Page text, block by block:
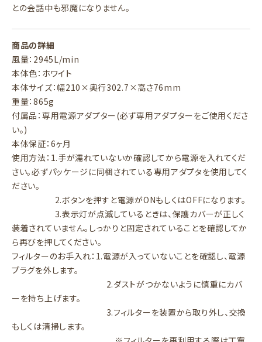
との会話中も邪魔になりません。
商品の詳細
風量：2945L/min
本体色：ホワイト
本体サイズ：幅210×奥行302.7×高さ76mm
重量：865g
付属品：専用電源アダプター(必ず専用アダプターをご使用くださ
い。)
本体保証：6ヶ月
使用方法：1.手が濡れていないか確認してから電源を入れてくだ
さい。必ずパッケージに同梱されている専用アダプタを使用してく
ださい。
2.ボタンを押すと電源がONもしくはOFFになります。
3.表示灯が点滅しているときは、保護カバーが正しく
装着されていません。しっかりと固定されていることを確認してか
ら再びを押してください。
フィルターのお手入れ：1.電源が入っていないことを確認し、電源
プラグを外します。
2.ダストがつかないように慎重にカバ
ーを持ち上げます。
3.フィルターを装置から取り外し、交換
もしくは清掃します。